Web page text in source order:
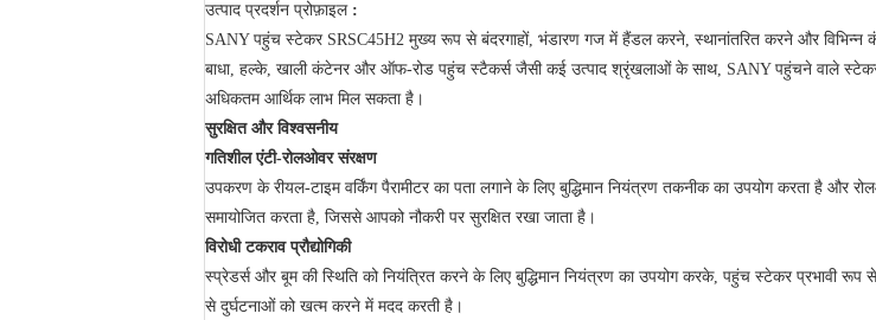
उत्पाद प्रदर्शन प्रोफ़ाइल :
SANY पहुंच स्टेकर SRSC45H2 मुख्य रूप से बंदरगाहों, भंडारण गज में हैंडल करने, स्थानांतरित करने और विभिन्न
बाधा, हल्के, खाली कंटेनर और ऑफ-रोड पहुंच स्टैकर्स जैसी कई उत्पाद श्रृंखलाओं के साथ, SANY पहुंचने वाले स्टेकर
अधिकतम आर्थिक लाभ मिल सकता है।
सुरक्षित और विश्वसनीय
गतिशील एंटी-रोलओवर संरक्षण
उपकरण के रीयल-टाइम वर्किंग पैरामीटर का पता लगाने के लिए बुद्धिमान नियंत्रण तकनीक का उपयोग करता है
समायोजित करता है, जिससे आपको नौकरी पर सुरक्षित रखा जाता है।
विरोधी टकराव प्रौद्योगिकी
स्प्रेडर्स और बूम की स्थिति को नियंत्रित करने के लिए बुद्धिमान नियंत्रण का उपयोग करके, पहुंच स्टेकर प्रभावी
से दुर्घटनाओं को खत्म करने में मदद करती है।